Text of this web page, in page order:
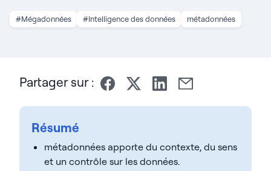
#Mégadonnées #Intelligence des données métadonnées
Partager sur :
Résumé
métadonnées apporte du contexte, du sens
et un contrôle sur les données.